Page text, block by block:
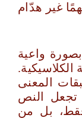
غير هدّام
واعية
الكلاسيكية.
المعنى
تجعل النص
بل من